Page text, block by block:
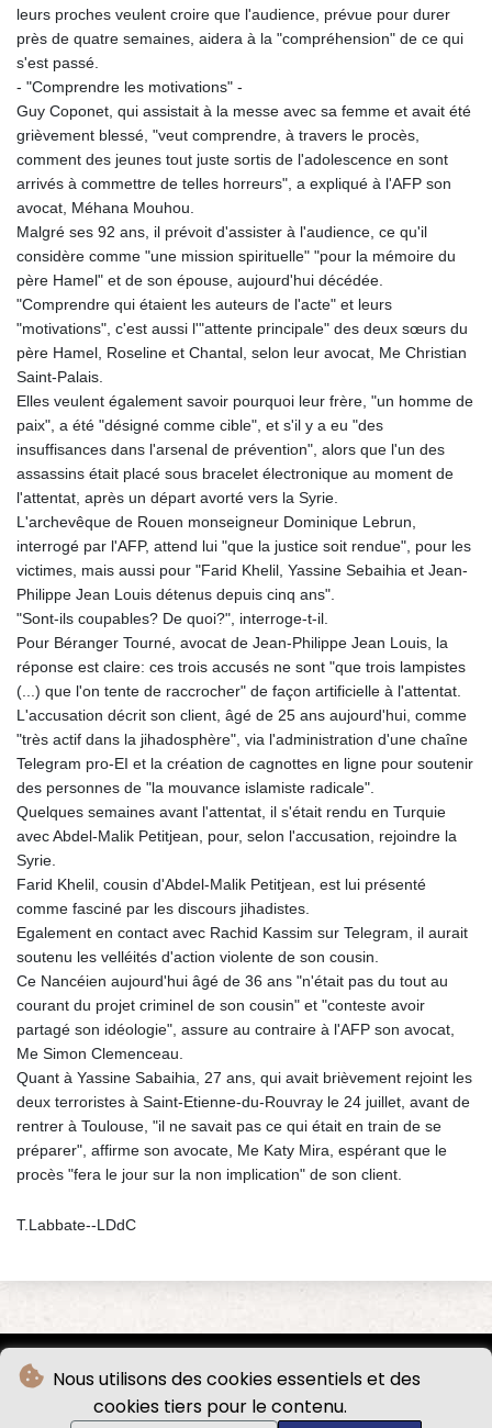
Nous utilisons des cookies essentiels et des
cookies tiers pour le contenu.
leurs proches veulent croire que l'audience, prévue pour durer
près de quatre semaines, aidera à la "compréhension" de ce qui
s'est passé.
- "Comprendre les motivations" -
Guy Coponet, qui assistait à la messe avec sa femme et avait été
grièvement blessé, "veut comprendre, à travers le procès,
comment des jeunes tout juste sortis de l'adolescence en sont
arrivés à commettre de telles horreurs", a expliqué à l'AFP son
avocat, Méhana Mouhou.
Malgré ses 92 ans, il prévoit d'assister à l'audience, ce qu'il
considère comme "une mission spirituelle" "pour la mémoire du
père Hamel" et de son épouse, aujourd'hui décédée.
"Comprendre qui étaient les auteurs de l'acte" et leurs
"motivations", c'est aussi l'"attente principale" des deux sœurs du
père Hamel, Roseline et Chantal, selon leur avocat, Me Christian
Saint-Palais.
Elles veulent également savoir pourquoi leur frère, "un homme de
paix", a été "désigné comme cible", et s'il y a eu "des
insuffisances dans l'arsenal de prévention", alors que l'un des
assassins était placé sous bracelet électronique au moment de
l'attentat, après un départ avorté vers la Syrie.
L'archevêque de Rouen monseigneur Dominique Lebrun,
interrogé par l'AFP, attend lui "que la justice soit rendue", pour les
victimes, mais aussi pour "Farid Khelil, Yassine Sebaihia et Jean-
Philippe Jean Louis détenus depuis cinq ans".
"Sont-ils coupables? De quoi?", interroge-t-il.
Pour Béranger Tourné, avocat de Jean-Philippe Jean Louis, la
réponse est claire: ces trois accusés ne sont "que trois lampistes
(...) que l'on tente de raccrocher" de façon artificielle à l'attentat.
L'accusation décrit son client, âgé de 25 ans aujourd'hui, comme
"très actif dans la jihadosphère", via l'administration d'une chaîne
Telegram pro-EI et la création de cagnottes en ligne pour soutenir
des personnes de "la mouvance islamiste radicale".
Quelques semaines avant l'attentat, il s'était rendu en Turquie
avec Abdel-Malik Petitjean, pour, selon l'accusation, rejoindre la
Syrie.
Farid Khelil, cousin d'Abdel-Malik Petitjean, est lui présenté
comme fasciné par les discours jihadistes.
Egalement en contact avec Rachid Kassim sur Telegram, il aurait
soutenu les velléités d'action violente de son cousin.
Ce Nancéien aujourd'hui âgé de 36 ans "n'était pas du tout au
courant du projet criminel de son cousin" et "conteste avoir
partagé son idéologie", assure au contraire à l'AFP son avocat,
Me Simon Clemenceau.
Quant à Yassine Sabaihia, 27 ans, qui avait brièvement rejoint les
deux terroristes à Saint-Etienne-du-Rouvray le 24 juillet, avant de
rentrer à Toulouse, "il ne savait pas ce qui était en train de se
préparer", affirme son avocate, Me Katy Mira, espérant que le
procès "fera le jour sur la non implication" de son client.
T.Labbate--LDdC